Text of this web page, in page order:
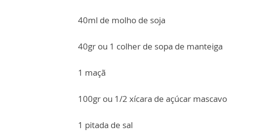
40ml de molho de soja
40gr ou 1 colher de sopa de manteiga
1 maçã
100gr ou 1/2 xícara de açúcar mascavo
1 pitada de sal